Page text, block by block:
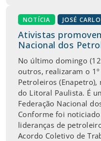
NOTÍCIA JOSÉ
Ativistas
Nacional dos
No último domingo
outros, realizaram o
Petroleiros
do Litoral Paulista. É
Federação Nacional
Conforme foi
lideranças de
Acordo Coletivo de